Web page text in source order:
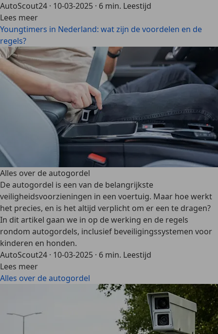
AutoScout24 · 10-03-2025 · 6 min. Leestijd
Lees meer
Youngtimers in Nederland: wat zijn de voordelen en de
regels?
Alles over de autogordel
De autogordel is een van de belangrijkste
veiligheidsvoorzieningen in een voertuig. Maar hoe werkt
het precies, en is het altijd verplicht om er een te dragen?
In dit artikel gaan we in op de werking en de regels
rondom autogordels, inclusief beveiligingssystemen voor
kinderen en honden.
AutoScout24 · 10-03-2025 · 6 min. Leestijd
Lees meer
Alles over de autogordel